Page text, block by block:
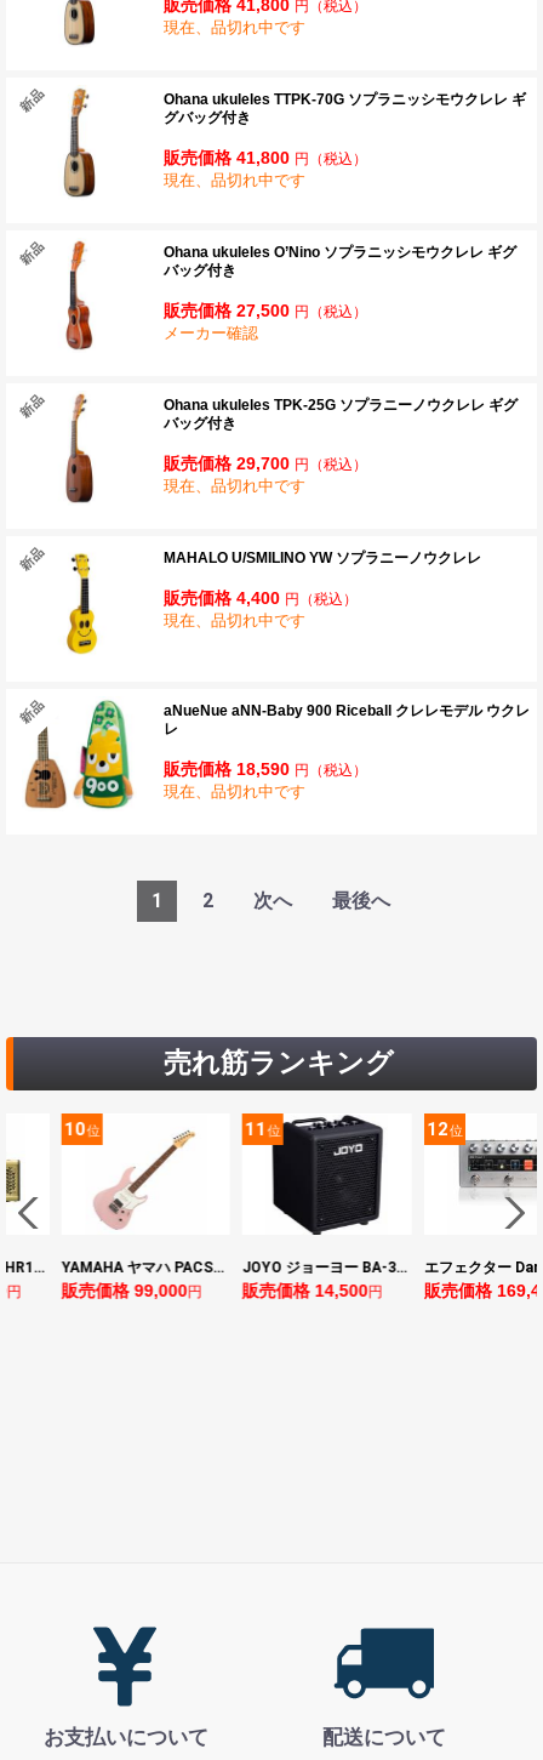
販売価格 41,800 円 （税込）
現在、品切れ中です
Ohana ukuleles TTPK-70G ソプラニッシモウクレレ ギ
グバッグ付き
販売価格 41,800 円 （税込）
現在、品切れ中です
Ohana ukuleles O’Nino ソプラニッシモウクレレ ギグ
バッグ付き
販売価格 27,500 円 （税込）
メーカー確認
Ohana ukuleles TPK-25G ソプラニーノウクレレ ギグ
バッグ付き
販売価格 29,700 円 （税込）
現在、品切れ中です
MAHALO U/SMILINO YW ソプラニーノウクレレ
販売価格 4,400 円 （税込）
現在、品切れ中です
aNueNue aNN-Baby 900 Riceball クレレモデル ウクレ
レ
販売価格 18,590 円 （税込）
現在、品切れ中です
1 2 次へ 最後へ
売れ筋ランキング
YAMAHA ヤマハ PACS+12 ASP Pacifica Standard Plus パシフィカスタンダードプラス エレキギター
格 99,000円
位
JOYO ジョーヨー BA-30 VIBE CUBE BLK 30W 小型ベースアンプ Bluetooth+OTGオーディオI/F搭載
販売価格 14,500円
12位
エフェクター Darkglass Electronics Anagram ベースエフェクター プリアンプ ダークグラス アナグラム
販売価格 169,400円 販売
お支払いについて 配送について